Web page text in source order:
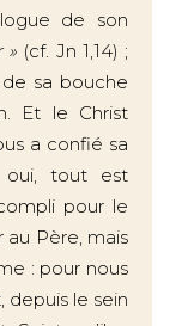
de son
» (cf. Jn 1,14) ;
sa bouche
Et le Christ
a confié sa
oui, tout est
pour le
au Père, mais
: pour nous
depuis le sein